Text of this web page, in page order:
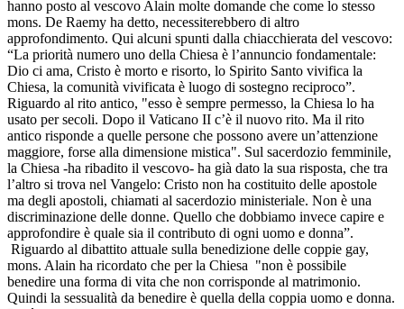
hanno posto al vescovo Alain molte domande che come lo stesso
mons. De Raemy ha detto, necessiterebbero di altro
approfondimento. Qui alcuni spunti dalla chiacchierata del vescovo:
“La priorità numero uno della Chiesa è l’annuncio fondamentale:
Dio ci ama, Cristo è morto e risorto, lo Spirito Santo vivifica la
Chiesa, la comunità vivificata è luogo di sostegno reciproco”.
Riguardo al rito antico, "esso è sempre permesso, la Chiesa lo ha
usato per secoli. Dopo il Vaticano II c’è il nuovo rito. Ma il rito
antico risponde a quelle persone che possono avere un’attenzione
maggiore, forse alla dimensione mistica". Sul sacerdozio femminile,
la Chiesa -ha ribadito il vescovo- ha già dato la sua risposta, che tra
l’altro si trova nel Vangelo: Cristo non ha costituito delle apostole
ma degli apostoli, chiamati al sacerdozio ministeriale. Non è una
discriminazione delle donne. Quello che dobbiamo invece capire e
approfondire è quale sia il contributo di ogni uomo e donna”.
Riguardo al dibattito attuale sulla benedizione delle coppie gay,
mons. Alain ha ricordato che per la Chiesa "non è possibile
benedire una forma di vita che non corrisponde al matrimonio.
Quindi la sessualità da benedire è quella della coppia uomo e donna.